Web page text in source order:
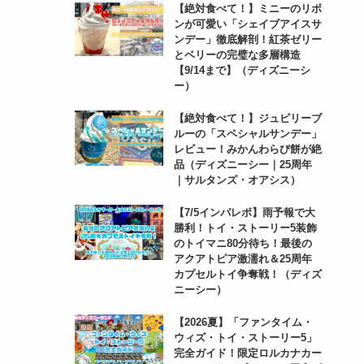
【絶対食べて！】ミニーのリボ
ンが可愛い「シェイブアイスサ
ンデー」徹底解剖！紅茶ゼリー
とベリーの完璧な多層構造
【9/14まで】（ディズニーシ
ー）
【絶対食べて！】ジュビリーブ
ルーの「スペシャルサンデー」
レビュー！みかんわらび餅が絶
品（ディズニーシー｜25周年
｜サルタンズ・オアシス）
【7/5インパレポ】雨予報で大
勝利！トイ・ストーリー5装飾
のトイマニ80分待ち！最後の
アクアトピア激濡れ＆25周年
カプセルトイ争奪戦！（ディズ
ニーシー）
【2026夏】「ファンタイム・
ウィズ・トイ・ストーリー5」
完全ガイド！限定ロルカナカー